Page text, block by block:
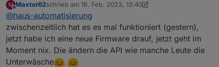
meine Config hier geteilt habe.
Wichtiger Hinweis: Bitte denkt euch
eine eigene, eindeutige Client-ID aus!
Nicht aus irgendwelchen Screenshots
hier abschreiben.
Der MQTT-Broker schließt
wahrscheinlich die Verbindung zu
bestehenden Clients mit der gleichen ID,
wenn sich jemand mit der gleichen
M
Offline
Maxtor62schrieb am 16. Feb. 2023, 13:40
zuletzt editiert von Maxtor62
@haus-automatisierung
zwischenzeitlich hat es es mal funktioniert (gestern),
jetzt habe ich eine neue Firmware drauf, jetzt geht im
Moment nix. Die ändern die API wie manche Leute die
Unterwäsche